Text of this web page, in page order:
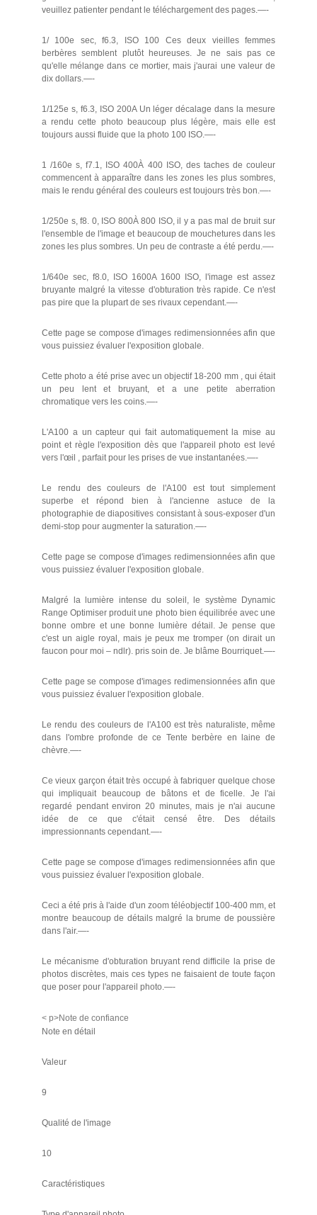
veuillez patienter pendant le téléchargement des pages.—-
1/ 100e sec, f6.3, ISO 100 Ces deux vieilles femmes
berbères semblent plutôt heureuses. Je ne sais pas ce
qu'elle mélange dans ce mortier, mais j'aurai une valeur de
dix dollars.—-
1/125e s, f6.3, ISO 200A Un léger décalage dans la mesure
a rendu cette photo beaucoup plus légère, mais elle est
toujours aussi fluide que la photo 100 ISO.—-
1 /160e s, f7.1, ISO 400À 400 ISO, des taches de couleur
commencent à apparaître dans les zones les plus sombres,
mais le rendu général des couleurs est toujours très bon.—-
1/250e s, f8. 0, ISO 800À 800 ISO, il y a pas mal de bruit sur
l'ensemble de l'image et beaucoup de mouchetures dans les
zones les plus sombres. Un peu de contraste a été perdu.—-
1/640e sec, f8.0, ISO 1600A 1600 ISO, l'image est assez
bruyante malgré la vitesse d'obturation très rapide. Ce n'est
pas pire que la plupart de ses rivaux cependant.—-
Cette page se compose d'images redimensionnées afin que
vous puissiez évaluer l'exposition globale.
Cette photo a été prise avec un objectif 18-200 mm , qui était
un peu lent et bruyant, et a une petite aberration
chromatique vers les coins.—-
L'A100 a un capteur qui fait automatiquement la mise au
point et règle l'exposition dès que l'appareil photo est levé
vers l'œil , parfait pour les prises de vue instantanées.—-
Le rendu des couleurs de l'A100 est tout simplement
superbe et répond bien à l'ancienne astuce de la
photographie de diapositives consistant à sous-exposer d'un
demi-stop pour augmenter la saturation.—-
Cette page se compose d'images redimensionnées afin que
vous puissiez évaluer l'exposition globale.
Malgré la lumière intense du soleil, le système Dynamic
Range Optimiser produit une photo bien équilibrée avec une
bonne ombre et une bonne lumière détail. Je pense que
c'est un aigle royal, mais je peux me tromper (on dirait un
faucon pour moi – ndlr). pris soin de. Je blâme Bourriquet.—-
Cette page se compose d'images redimensionnées afin que
vous puissiez évaluer l'exposition globale.
Le rendu des couleurs de l'A100 est très naturaliste, même
dans l'ombre profonde de ce Tente berbère en laine de
chèvre.—-
Ce vieux garçon était très occupé à fabriquer quelque chose
qui impliquait beaucoup de bâtons et de ficelle. Je l'ai
regardé pendant environ 20 minutes, mais je n'ai aucune
idée de ce que c'était censé être. Des détails
impressionnants cependant.—-
Cette page se compose d'images redimensionnées afin que
vous puissiez évaluer l'exposition globale.
Ceci a été pris à l'aide d'un zoom téléobjectif 100-400 mm, et
montre beaucoup de détails malgré la brume de poussière
dans l'air.—-
Le mécanisme d'obturation bruyant rend difficile la prise de
photos discrètes, mais ces types ne faisaient de toute façon
que poser pour l'appareil photo.—-
< p>Note de confiance
Note en détail
Valeur
9
Qualité de l'image
10
Caractéristiques